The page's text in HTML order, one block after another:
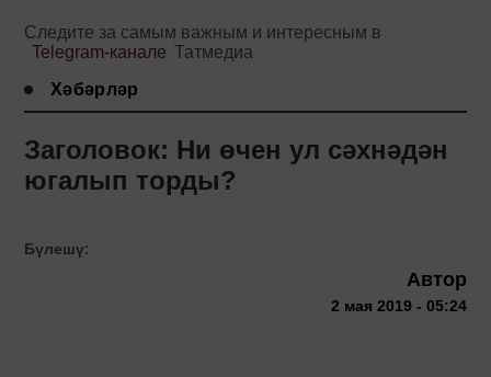
Следите за самым важным и интересным в
Telegram-канале Татмедиа
Хәбәрләр
Заголовок: Ни өчен ул сәхнәдән
югалып торды?
Бүлешү:
Автор
2 мая 2019 - 05:24